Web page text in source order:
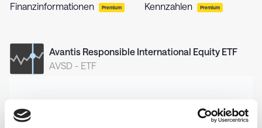
Finanzinformationen Premium Kennzahlen Premium
Avantis Responsible International Equity ETF
AVSD - ETF